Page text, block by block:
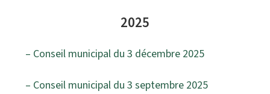
2025
– Conseil municipal du 3 décembre 2025
– Conseil municipal du 3 septembre 2025